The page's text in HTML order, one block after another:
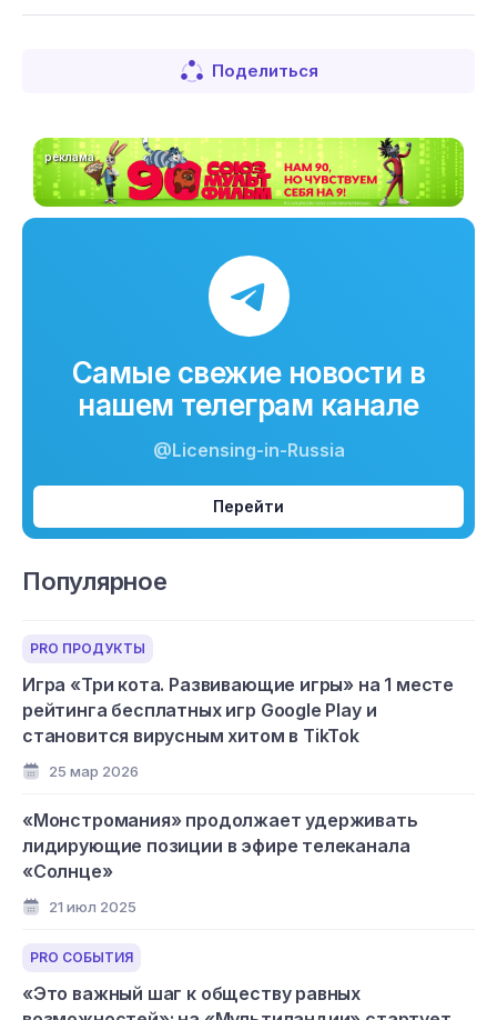
Поделиться
реклама
Самые свежие новости в
нашем телеграм канале
@Licensing-in-Russia
Перейти
Популярное
PRO ПРОДУКТЫ
Игра «Три кота. Развивающие игры» на 1 месте
рейтинга бесплатных игр Google Play и
становится вирусным хитом в TikTok
25 мар 2026
«Монстромания» продолжает удерживать
лидирующие позиции в эфире телеканала
«Солнце»
21 июл 2025
PRO СОБЫТИЯ
«Это важный шаг к обществу равных